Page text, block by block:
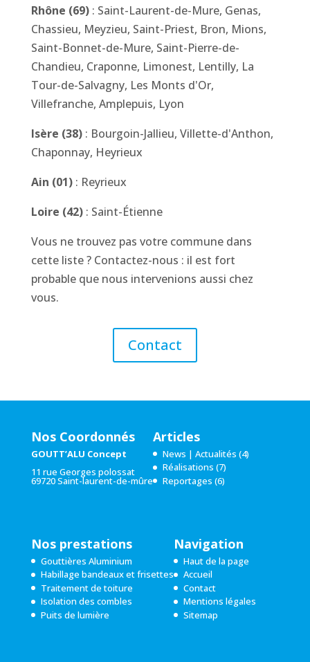
Rhône (69): Saint-Laurent-de-Mure, Genas,
Chassieu, Meyzieu, Saint-Priest, Bron, Mions,
Saint-Bonnet-de-Mure, Saint-Pierre-de-
Chandieu, Craponne, Limonest, Lentilly, La
Tour-de-Salvagny, Les Monts d'Or,
Villefranche, Amplepuis, Lyon
Isère (38): Bourgoin-Jallieu, Villette-d'Anthon,
Chaponnay, Heyrieux
Ain (01): Reyrieux
Loire (42): Saint-Étienne
Vous ne trouvez pas votre commune dans
cette liste ? Contactez-nous : il est fort
probable que nous intervenions aussi chez
vous.
Contact
Nos Coordonnés
GOUTT’ALU Concept
11 rue Georges polossat
69720 Saint-laurent-de-mûre
Articles
News | Actualités (4)
Réalisations (7)
Reportages (6)
Nos prestations
Gouttières Aluminium
Habillage bandeaux et frisettes
Traitement de toiture
Isolation des combles
Puits de lumière
Navigation
Haut de la page
Accueil
Contact
Mentions légales
Sitemap